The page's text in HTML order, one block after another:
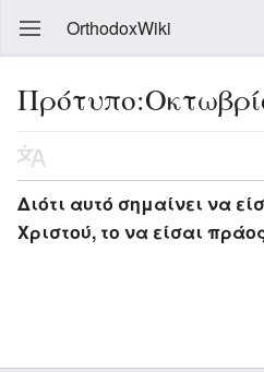
OrthodoxWiki
Διότι αυτό σημαίνει να
Χριστού, το να είσαι